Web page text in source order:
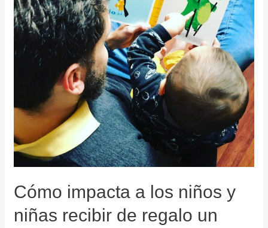
Cómo impacta a los niños y
niñas recibir de regalo un